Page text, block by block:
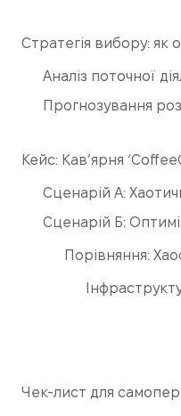
Стратегія вибору: як
Аналіз поточної
Прогнозування
Кейс: Кав’ярня
Сценарій А:
Сценарій Б:
Порівняння:
Чек-лист для